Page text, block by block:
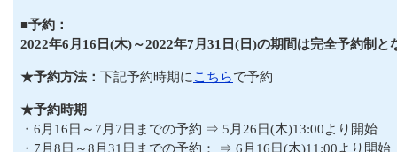
■予約：
2022年6月16日(木)～2022年7月31日(日)の期間は完全予約制と
★予約方法： 下記予約時期に こちらで予約
★予約時期
・6月16日～7月7日までの予約 ⇒ 5月26日(木)13:00より開始
・7月8日～8月31日までの予約： ⇒ 6月16日(木)11:00より開始